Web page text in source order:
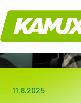
Kamux
11.8.2025